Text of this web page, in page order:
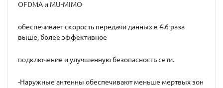
OFDMA и MU-MIMO
обеспечивает скорость передачи данных в 4.6 раза
выше, более эффективное
подключение и улучшенную безопасность сети.
-Наружные антенны обеспечивают меньше мертвых зон